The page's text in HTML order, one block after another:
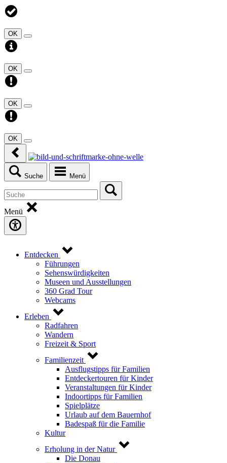
OK
OK
OK
OK
Suche Menü
Menü
Entdecken
Führungen
Sehenswürdigkeiten
Museen und Ausstellungen
360 Grad Tour
Webcams
Erleben
Radfahren
Wandern
Freizeit & Sport
Familienzeit
Ausflugstipps für Familien
Entdeckertouren für Kinder
Veranstaltungen für Kinder
Indoortipps für Familien
Spielplätze
Urlaub auf dem Bauernhof
Badespaß für die Familie
Kultur
Erholung in der Natur
Die Donau